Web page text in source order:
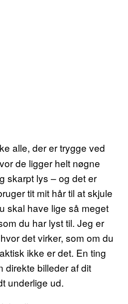
alle, der er trygge ved
de ligger helt nøgne
skarpt lys – og det er
tit mit hår til at skjule
skal have lige så meget
du har lyst til. Jeg er
det virker, som om du
ikke er det. En ting
direkte billeder af dit
underlige ud.